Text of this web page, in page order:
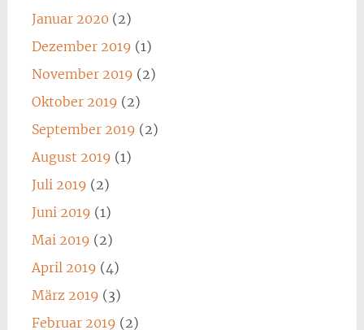
Januar 2020 (2)
Dezember 2019 (1)
November 2019 (2)
Oktober 2019 (2)
September 2019 (2)
August 2019 (1)
Juli 2019 (2)
Juni 2019 (1)
Mai 2019 (2)
April 2019 (4)
März 2019 (3)
Februar 2019 (2)